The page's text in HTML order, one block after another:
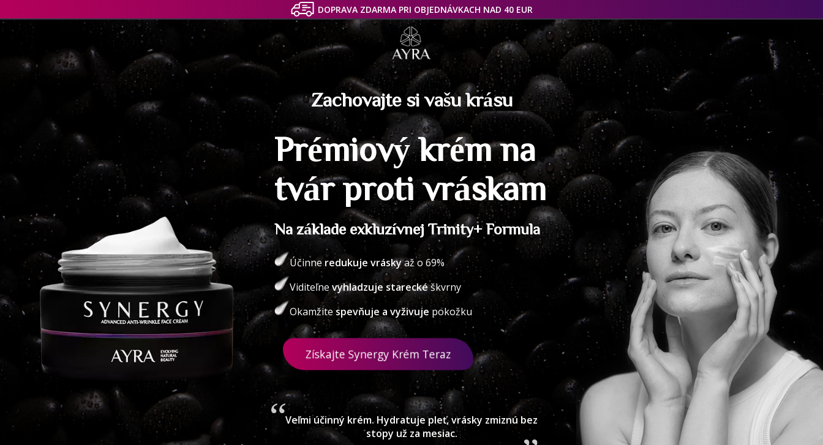
DOPRAVA ZDARMA PRI OBJEDNÁVKACH NAD 40 EUR
Zachovajte si vašu krásu
Prémiový krém na
tvárproti vráskam
Na základe exkluzívnej Trinity+ Formula
Účinneredukuje vráskyaž o 69%
Viditeľnevyhladzuje stareckéškvrny
Okamžitespevňuje a vyživujepokožku
Získajte Synergy Krém Teraz
Veľmi účinný krém. Hydratuje pleť, vrásky zmiznú bez
stopy už za mesiac.